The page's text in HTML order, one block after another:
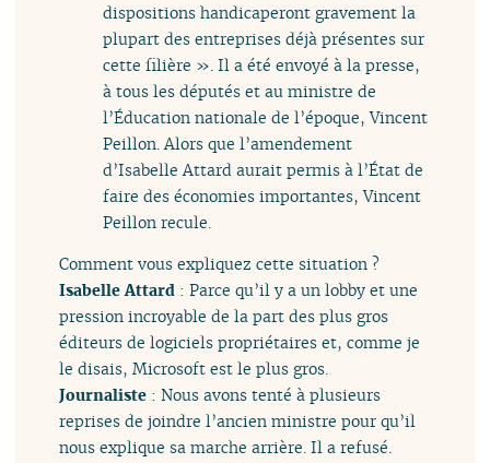
dispositions handicaperont gravement la
plupart des entreprises déjà présentes sur
cette filière ». Il a été envoyé à la presse,
à tous les députés et au ministre de
l’Éducation nationale de l’époque, Vincent
Peillon. Alors que l’amendement
d’Isabelle Attard aurait permis à l’État de
faire des économies importantes, Vincent
Peillon recule.
Comment vous expliquez cette situation ?
Isabelle Attard : Parce qu’il y a un lobby et une
pression incroyable de la part des plus gros
éditeurs de logiciels propriétaires et, comme je
le disais, Microsoft est le plus gros.
Journaliste : Nous avons tenté à plusieurs
reprises de joindre l’ancien ministre pour qu’il
nous explique sa marche arrière. Il a refusé.